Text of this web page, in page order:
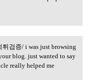
먹튀검증/ i
튀검증/ i was just browsing
blog. just wanted to say
really helped me